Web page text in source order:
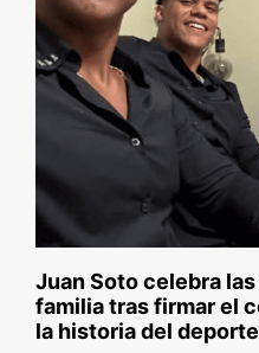
Juan Soto celebra
familia tras firmar el
la historia del deporte